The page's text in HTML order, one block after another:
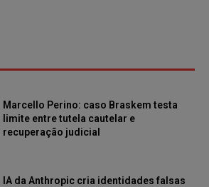
Marcello Perino: caso Braskem testa
limite entre tutela cautelar e
recuperação judicial
IA da Anthropic cria identidades falsas